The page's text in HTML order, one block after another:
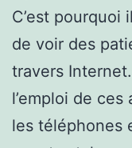
C’est pourquoi
de voir des
travers
l’emploi de
les téléphones